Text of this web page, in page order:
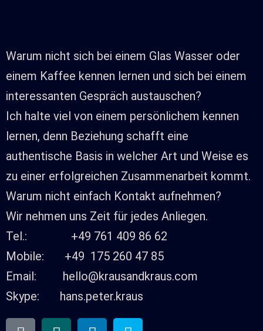
Warum nicht sich bei einem Glas Wasser oder
einem Kaffee kennen lernen und sich bei einem
interessanten Gespräch austauschen?
Ich halte viel von einem persönlichem kennen
lernen, denn Beziehung schafft eine
authentische Basis in welcher Art und Weise es
zu einer erfolgreichen Zusammenarbeit kommt.
Warum nicht einfach Kontakt aufnehmen?
Wir nehmen uns Zeit für jedes Anliegen.
Tel.: +49 761 409 86 62
Mobile: +49 175 260 47 85
Email: hello@krausandkraus.com
Skype: hans.peter.kraus